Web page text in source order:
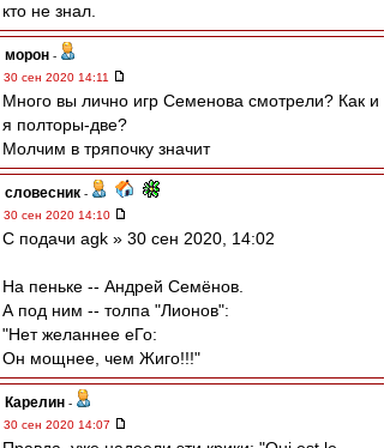
кто не знал.
морон -
30 сен 2020 14:11
Много вы лично игр Семенова смотрели? Как и
я полторы-две?
Молчим в тряпочку значит
словесник -
30 сен 2020 14:10
С подачи agk » 30 сен 2020, 14:02
На пеньке -- Андрей Семёнов.
А под ним -- толпа "Лионов":
"Нет желаннее еГо:
Он мощнее, чем Жиго!!!"
Карелин -
30 сен 2020 14:07